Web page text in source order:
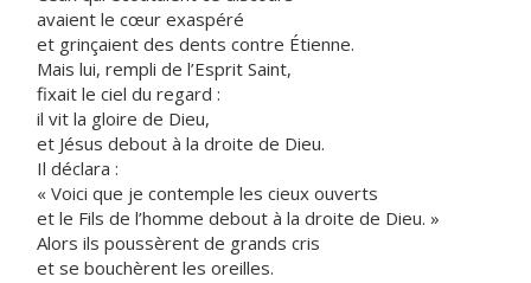
avaient le cœur exaspéré
et grinçaient des dents contre Étienne.
Mais lui, rempli de l’Esprit Saint,
fixait le ciel du regard :
il vit la gloire de Dieu,
et Jésus debout à la droite de Dieu.
Il déclara :
« Voici que je contemple les cieux ouverts
et le Fils de l’homme debout à la droite de Dieu. »
Alors ils poussèrent de grands cris
et se bouchèrent les oreilles.